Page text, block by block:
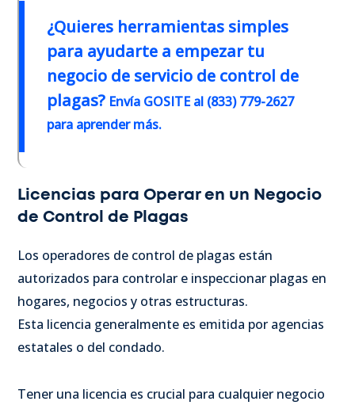
¿Quieres herramientas simples
para ayudarte a empezar tu
negocio de servicio de control de
plagas? Envía GOSITE al (833) 779-2627
para aprender más.
Licencias para Operar en un Negocio
de Control de Plagas
Los operadores de control de plagas están
autorizados para controlar e inspeccionar plagas en
hogares, negocios y otras estructuras.
Esta licencia generalmente es emitida por agencias
estatales o del condado.
Tener una licencia es crucial para cualquier negocio